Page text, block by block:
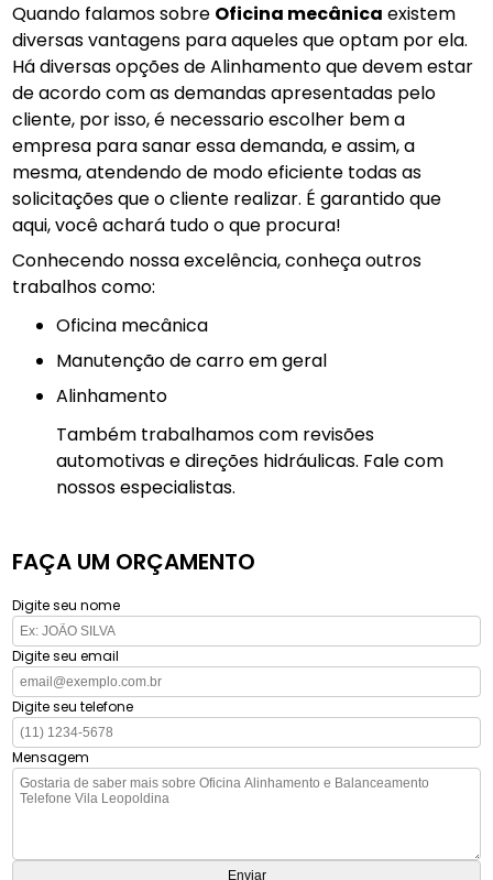
Quando falamos sobre Oficina mecânica existem
diversas vantagens para aqueles que optam por ela.
Há diversas opções de Alinhamento que devem estar
de acordo com as demandas apresentadas pelo
cliente, por isso, é necessario escolher bem a
empresa para sanar essa demanda, e assim, a
mesma, atendendo de modo eficiente todas as
solicitações que o cliente realizar. É garantido que
aqui, você achará tudo o que procura!
Conhecendo nossa excelência, conheça outros
trabalhos como:
Oficina mecânica
manutenção de carro em geral
Alinhamento
Também trabalhamos com revisões
automotivas e direções hidráulicas. Fale com
nossos especialistas.
FAÇA UM ORÇAMENTO
Digite seu nome
Digite seu email
Digite seu telefone
Mensagem